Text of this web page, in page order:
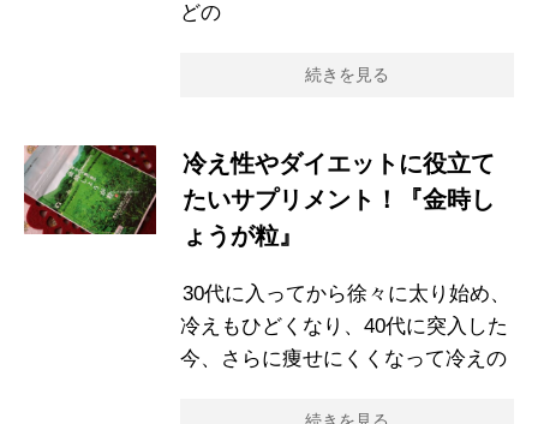
どの
続きを見る
冷え性やダイエットに役立て
たいサプリメント！『金時し
ょうが粒』
30代に入ってから徐々に太り始め、
冷えもひどくなり、40代に突入した
今、さらに痩せにくくなって冷えの